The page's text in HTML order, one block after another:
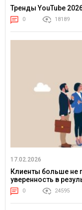
Тренды YouTube
0 18189
17.02.2026
Клиенты больше не
уверенность в
0 24595